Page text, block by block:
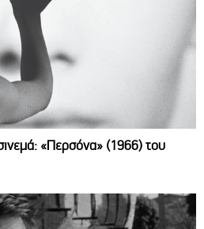
«Περσόνα» (1966) του